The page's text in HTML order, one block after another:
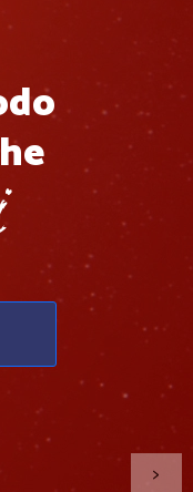
Horus
le sfide
DI PIÙ
UNISCITI AL
>